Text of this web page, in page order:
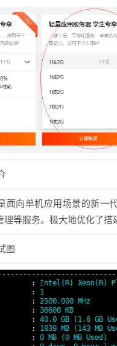
面向单机应用场景的新一
理等服务。极大地优化了
图